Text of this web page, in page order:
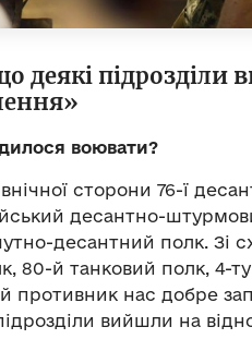
деякі підрозділи
воювати?
сторони 76-ї
десантно-
десантний полк. Зі
80-й танковий полк, 4-
противник нас добре
вийшли на